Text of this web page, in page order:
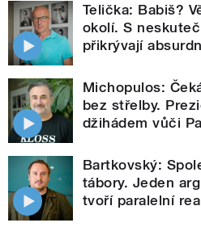
Telička: Babiš?
okolí. S
přikrývají
Michopulos:
bez střelby.
džihádem vůči
Bartkovský:
tábory. Jeden
tvoří paralelní